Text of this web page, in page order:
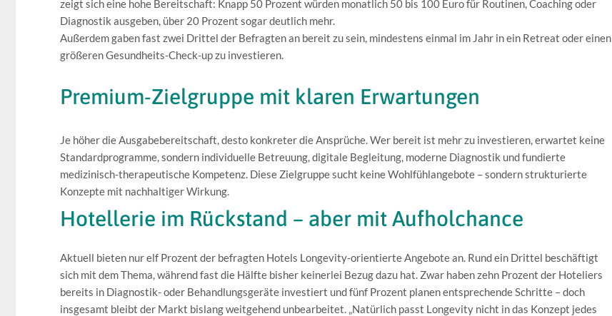
zeigt sich eine hohe Bereitschaft: Knapp 50 Prozent würden monatlich 50 bis 100 Euro für Routinen, Coaching oder
Diagnostik ausgeben, über 20 Prozent sogar deutlich mehr.
Außerdem gaben fast zwei Drittel der Befragten an bereit zu sein, mindestens einmal im Jahr in ein Retreat oder einen
größeren Gesundheits-Check-up zu investieren.
Premium-Zielgruppe mit klaren Erwartungen
Je höher die Ausgabebereitschaft, desto konkreter die Ansprüche. Wer bereit ist mehr zu investieren, erwartet keine
Standardprogramme, sondern individuelle Betreuung, digitale Begleitung, moderne Diagnostik und fundierte
medizinisch-therapeutische Kompetenz. Diese Zielgruppe sucht keine Wohlfühlangebote – sondern strukturierte
Konzepte mit nachhaltiger Wirkung.
Hotellerie im Rückstand – aber mit Aufholchance
Aktuell bieten nur elf Prozent der befragten Hotels Longevity-orientierte Angebote an. Rund ein Drittel beschäftigt
sich mit dem Thema, während fast die Hälfte bisher keinerlei Bezug dazu hat. Zwar haben zehn Prozent der Hoteliers
bereits in Diagnostik- oder Behandlungsgeräte investiert und fünf Prozent planen entsprechende Schritte – doch
insgesamt bleibt der Markt bislang weitgehend unbearbeitet. „Natürlich passt Longevity nicht in das Konzept jedes